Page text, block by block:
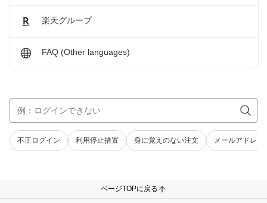
楽天グループ
FAQ (Other languages)
不正ログイン 利用停止措置 身に覚えのない注文 メールアドレス
ページTOPに戻る